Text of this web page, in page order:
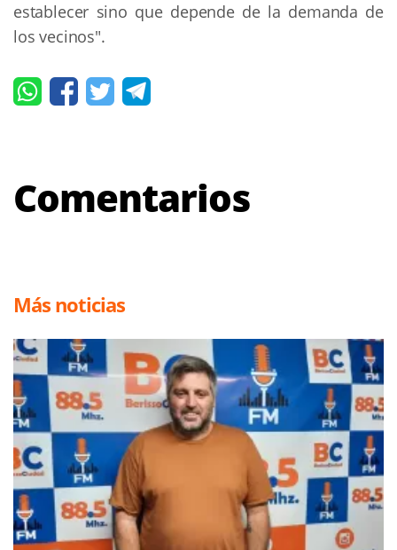
establecer sino que depende de la demanda de
los vecinos".
Comentarios
Más noticias